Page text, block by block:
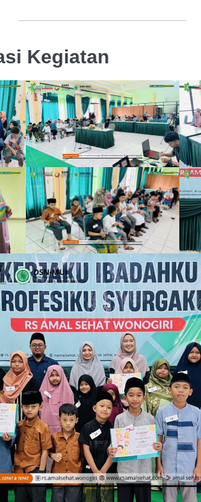
Kegiatan